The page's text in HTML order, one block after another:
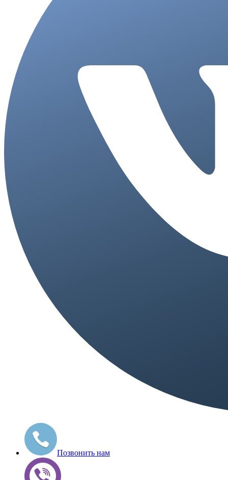
Позвонить нам